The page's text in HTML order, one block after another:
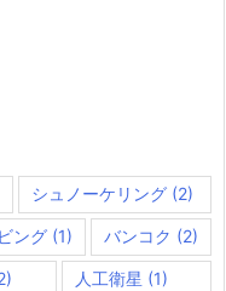
シュノーケリング (2)
ング (1) バンコク (2)
人工衛星 (1)